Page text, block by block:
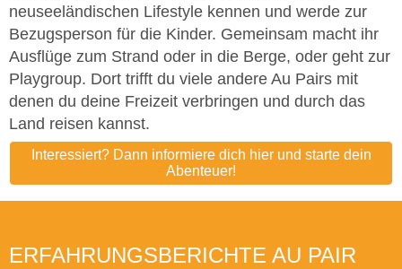
neuseeländischen Lifestyle kennen und werde zur
Bezugsperson für die Kinder. Gemeinsam macht ihr
Ausflüge zum Strand oder in die Berge, oder geht zur
Playgroup. Dort trifft du viele andere Au Pairs mit
denen du deine Freizeit verbringen und durch das
Land reisen kannst.
Interessiert? Dann informiere dich hier und starte dein
Abenteuer!
ERFAHRUNGSBERICHTE AU PAIR